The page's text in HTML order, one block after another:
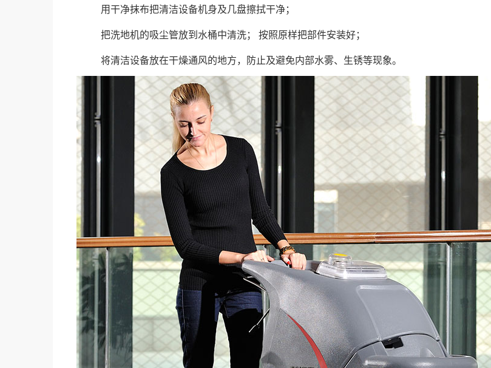
用干净抹布把清洁设备机身及几盘擦拭干净；
把洗地机的吸尘管放到水桶中清洗； 按照原样把部件安装好；
将清洁设备放在干燥通风的地方，防止及避免内部水雾、生锈等现象。